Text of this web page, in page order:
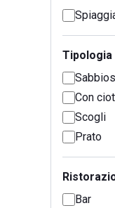
Tipologia
Con
Scogli
Prato
Bar